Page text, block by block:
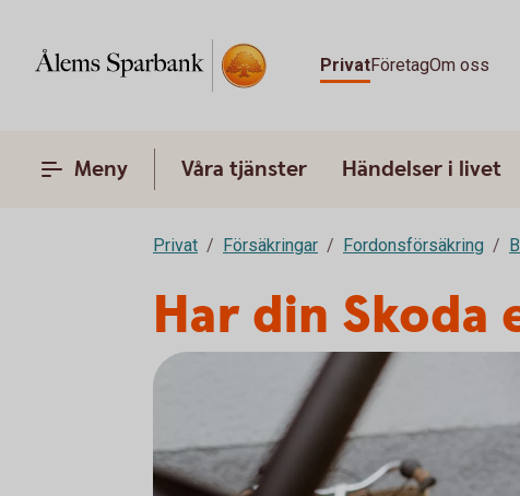
PrivatFöretagOm oss
Meny Våra tjänster Händelser i livet
Privat Försäkringar Fordonsförsäkring
Har din Skoda